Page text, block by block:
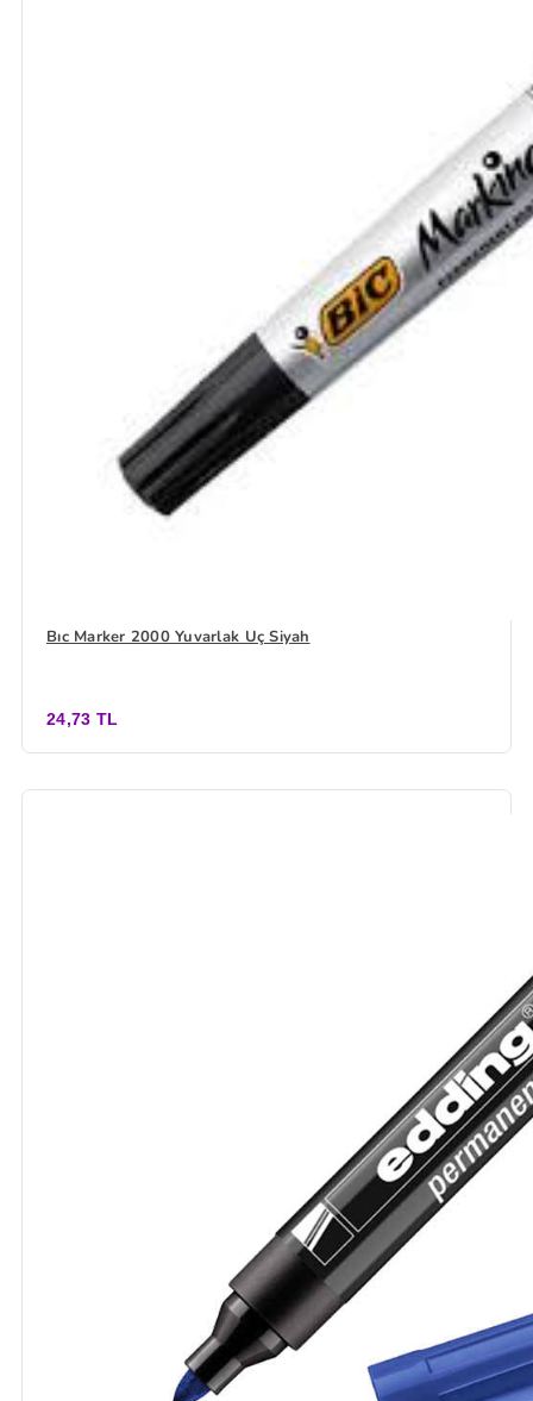
Bıc Marker 2000 Yuvarlak Uç Siyah
24,73 TL